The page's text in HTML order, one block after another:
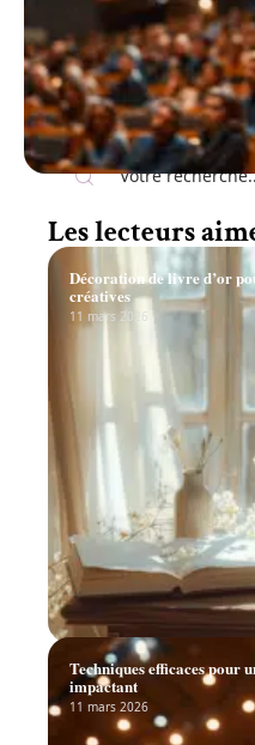
Recherche
Les lecteurs
Décoration de livre d’or
créatives
11 mars 2026
Techniques efficaces pour
impactant
11 mars 2026